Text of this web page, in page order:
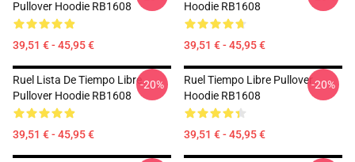
Pullover Hoodie RB1608
39,51 € - 45,95 €
Hoodie RB1608
39,51 € - 45,95 €
Ruel Lista De Tiempo Libre
Pullover Hoodie RB1608
39,51 € - 45,95 €
-20%
Ruel Tiempo Libre Pullover
Hoodie RB1608
39,51 € - 45,95 €
-20%